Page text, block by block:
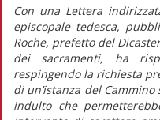
Con una Lettera
episcopale tedesca,
Roche, prefetto del
dei sacramenti, ha
respingendo la richiesta
di un’istanza del
indulto che